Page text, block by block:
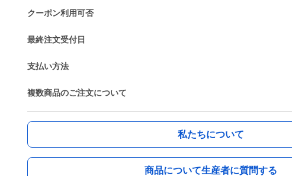
クーポン利用可否
最終注文受付日
支払い方法
複数商品のご注文について
私たちについて
商品について生産者に質問する